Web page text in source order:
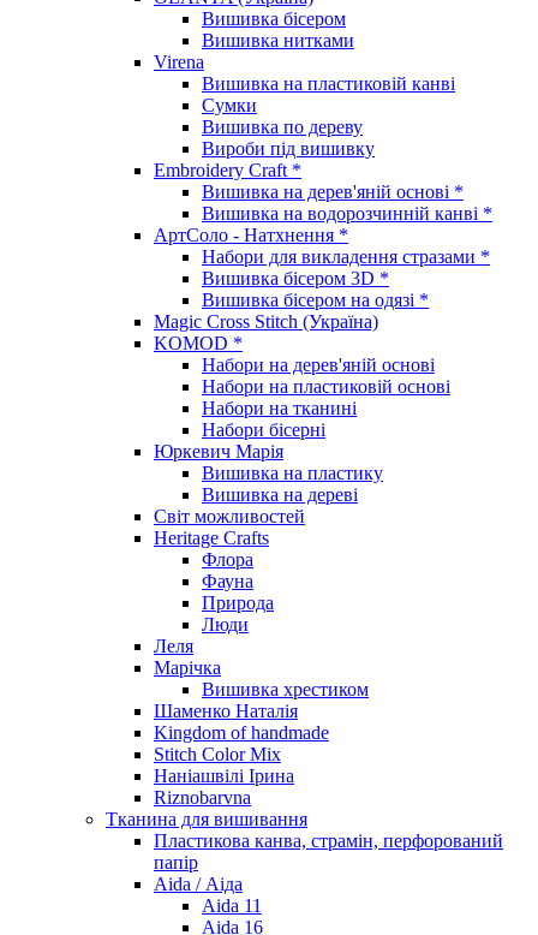
Вишивка бісером
Вишивка нитками
Virena
Вишивка на пластиковій канві
Сумки
Вишивка по дереву
Вироби під вишивку
Embroidery Craft *
Вишивка на дерев'яній основі *
Вишивка на водорозчинній канві *
АртСоло - Натхнення *
Набори для викладення стразами *
Вишивка бісером 3D *
Вишивка бісером на одязі *
Magic Cross Stitch (Україна)
KOMOD *
Набори на дерев'яній основі
Набори на пластиковій основі
Набори на тканині
Набори бісерні
Юркевич Марія
Вишивка на пластику
Вишивка на дереві
Світ можливостей
Heritage Crafts
Флора
Фауна
Природа
Люди
Леля
Марічка
Вишивка хрестиком
Шаменко Наталія
Kingdom of handmade
Stitch Color Mix
Наніашвілі Ірина
Riznobarvna
Тканина для вишивання
Пластикова канва, страмін, перфорований
папір
Aida / Аіда
Aida 11
Aida 16